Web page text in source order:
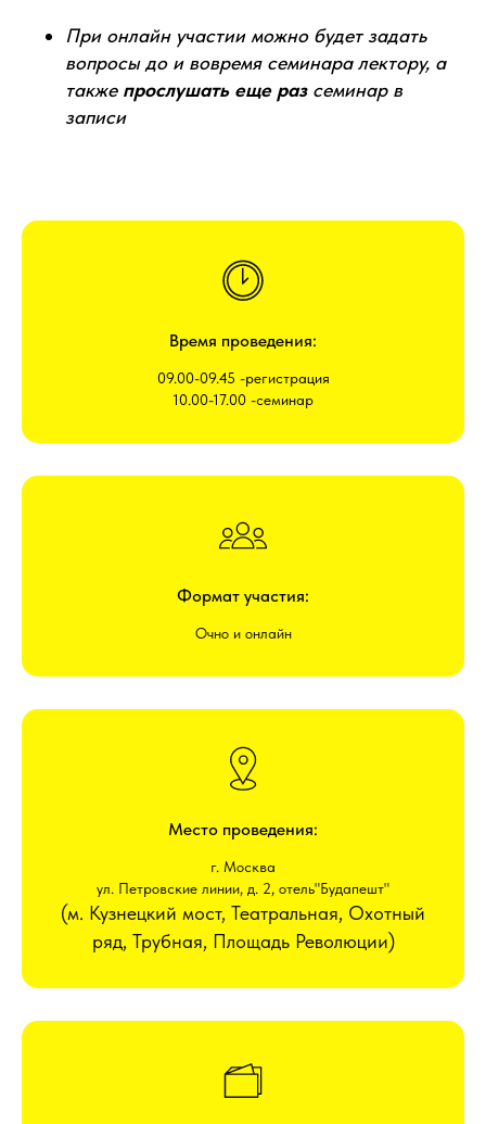
При онлайн участии можно будет задать
вопросы до и вовремя семинара лектору, а
также прослушать еще разсеминар в
записи
Время проведения:
09.00-09.45 -регистрация
10.00-17.00 -семинар
Формат участия:
Очно и онлайн
Место проведения:
г. Москва
ул. Петровские линии, д. 2, отель"Будапешт"
(м. Кузнецкий мост, Театральная, Охотный
ряд, Трубная, Площадь Революции)